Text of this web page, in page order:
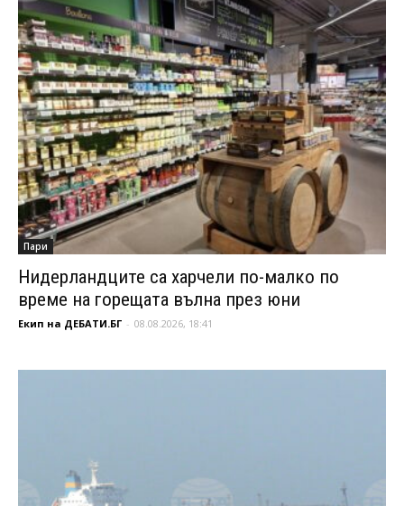
Пари
Нидерландците са харчели по-малко по
време на горещата вълна през юни
Екип на ДЕБАТИ.БГ - 08.08.2026, 18:41